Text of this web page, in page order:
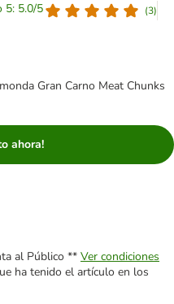
5: 5.0/5 (3)
Gran Carno Meat Chunks
ahora!
al Público ** Ver condiciones
ha tenido el artículo en los